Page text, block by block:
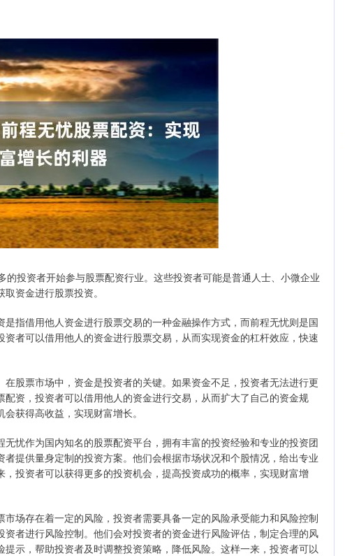
投资者开始参与股票配资行业。这些投资者可能是普通人士、小微企业
资金进行股票投资。
指借用他人资金进行股票交易的一种金融操作方式，而前程无忧则是国
者可以借用他人的资金进行股票交易，从而实现资金的杠杆效应，快速
股票市场中，资金是投资者的关键。如果资金不足，投资者无法进行更
资，投资者可以借用他人的资金进行交易，从而扩大了自己的资金规
获得高收益，实现财富增长。
忧作为国内知名的股票配资平台，拥有丰富的投资经验和专业的投资团
提供量身定制的投资方案。他们会根据市场状况和个股情况，给出专业
投资者可以获得更多的投资机会，提高投资成功的概率，实现财富增
场存在着一定的风险，投资者需要具备一定的风险承受能力和风险控制
者进行风险控制。他们会对投资者的资金进行风险评估，制定合理的风
示，帮助投资者及时调整投资策略，降低风险。这样一来，投资者可以